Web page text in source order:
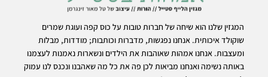
המגזין שלנו הוא שיחה של חברות טובות על כוס קפה ועוגת שמרים
שוקולד איכותית. אנחנו נפגשות, מדברות וכותבות; מודדות, מבלות
ומעצבות. אנחנו אמהות שאוהבות את הילדים ונשארות נאמנות לעצמנו
באותה נשימה ואנחנו מביאות לכן פה את כל מה שאהבנו ונכנס לנו עמוק